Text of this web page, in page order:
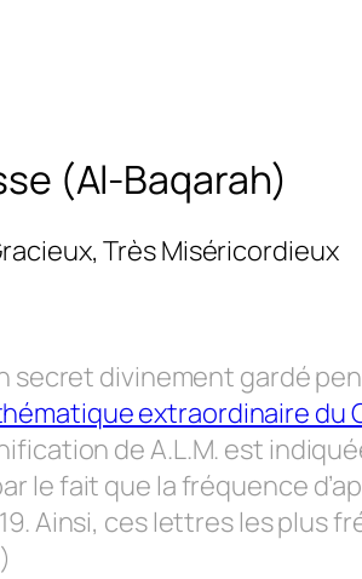
(Al-Baqarah)
Très Miséricordieux
divinement gardé
extraordinaire du
de A.L.M. est
le fait que la fréquence
Ainsi, ces lettres les